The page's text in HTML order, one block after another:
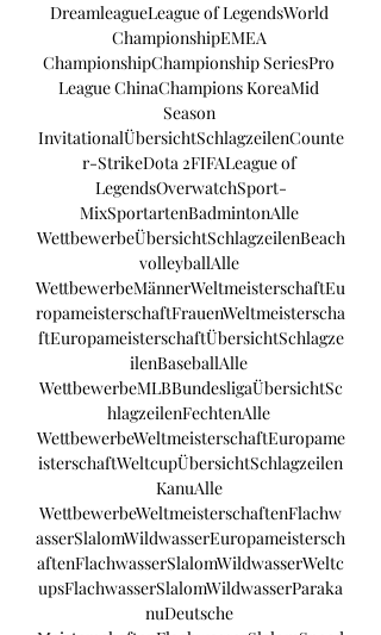
DreamleagueLeague of LegendsWorld
ChampionshipEMEA
ChampionshipChampionship SeriesPro
League ChinaChampions KoreaMid
Season
InvitationalÜbersichtSchlagzeilenCounte
r-StrikeDota 2FIFALeague of
LegendsOverwatchSport-
MixSportartenBadmintonAlle
WettbewerbeÜbersichtSchlagzeilenBeach
volleyballAlle
WettbewerbeMännerWeltmeisterschaftEu
ropameisterschaftFrauenWeltmeisterscha
ftEuropameisterschaftÜbersichtSchlagze
ilenBaseballAlle
WettbewerbeMLBBundesligaÜbersichtSc
hlagzeilenFechtenAlle
WettbewerbeWeltmeisterschaftEuropame
isterschaftWeltcupÜbersichtSchlagzeilen
KanuAlle
WettbewerbeWeltmeisterschaftenFlachw
asserSlalomWildwasserEuropameistersch
aftenFlachwasserSlalomWildwasserWeltc
upsFlachwasserSlalomWildwasserParaka
nuDeutsche